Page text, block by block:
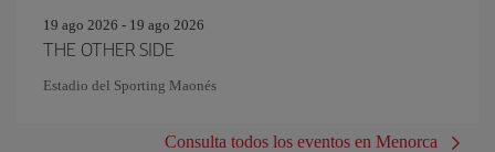
19 ago 2026 - 19 ago 2026
THE OTHER SIDE
Estadio del Sporting Maonés
Consulta todos los eventos en Menorca